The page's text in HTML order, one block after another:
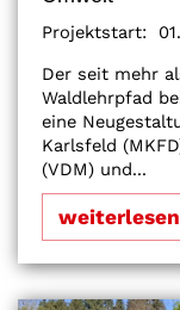
Projektstart:
Der seit mehr
Waldlehrpfad
eine
Karlsfeld
(VDM) und...
weiterlesen